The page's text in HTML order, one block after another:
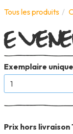
Tous les produits
Exemplaire unique
Prix hors livraison